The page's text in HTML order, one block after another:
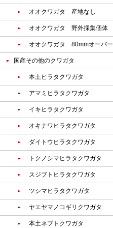
オオクワガタ 産地なし
オオクワガタ 野外採集個体
オオクワガタ 80mmオーバー
国産その他のクワガタ
本土ヒラタクワガタ
アマミヒラタクワガタ
イキヒラタクワガタ
オキナワヒラタクワガタ
ダイトウヒラタクワガタ
トクノシマヒラタクワガタ
スジブトヒラタクワガタ
ツシマヒラタクワガタ
ヤエヤマノコギリクワガタ
本土ネブトクワガタ